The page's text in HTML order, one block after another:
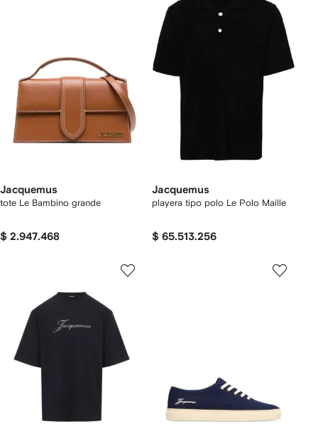
Jacquemus
tote Le Bambino grande
$ 2.947.468
Jacquemus
playera tipo polo Le Polo Maille
$ 65.513.256